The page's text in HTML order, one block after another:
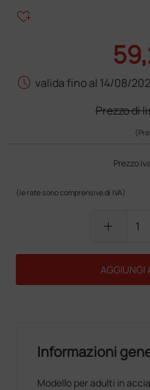
heart_plus
schedule valida fino al 14/08/
Prezzo di
Prezzo
(le rate sono comprensive di IVA)
add
AGGIUNGI
Informazioni
Modello per adulti in